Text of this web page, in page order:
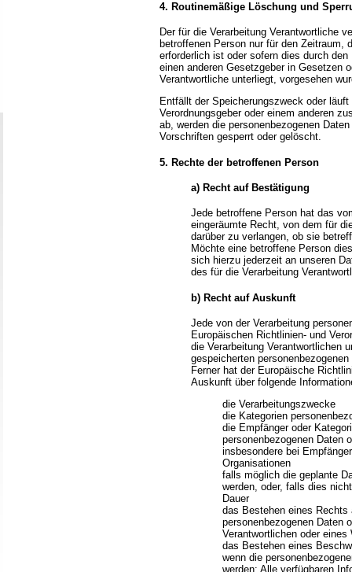
4. Routinemäßige Löschung und
Der für die Verarbeitung Verantwortliche
betroffenen Person nur für den Zeitraum,
erforderlich ist oder sofern dies durch
einen anderen Gesetzgeber in Gesetzen
Verantwortliche unterliegt, vorgesehen
Entfällt der Speicherungszweck oder
Verordnungsgeber oder einem anderen
ab, werden die personenbezogenen
Vorschriften gesperrt oder gelöscht.
5. Rechte der betroffenen Person
a) Recht auf Bestätigung
Jede betroffene Person hat das
eingeräumte Recht, von dem für
darüber zu verlangen, ob sie
Möchte eine betroffene Person
sich hierzu jederzeit an unseren
des für die Verarbeitung
b) Recht auf Auskunft
Jede von der Verarbeitung
Europäischen Richtlinien- und
die Verarbeitung Verantwortlichen
gespeicherten
Ferner hat der Europäische
Auskunft über folgende
die Verarbeitungszwecke
die Kategorien
die Empfänger oder
personenbezogenen Daten
insbesondere bei
Organisationen
falls möglich die geplante
werden, oder, falls dies
Dauer
das Bestehen eines Rechts
personenbezogenen Daten
Verantwortlichen oder
das Bestehen eines
wenn die
werden: Alle verfügbaren